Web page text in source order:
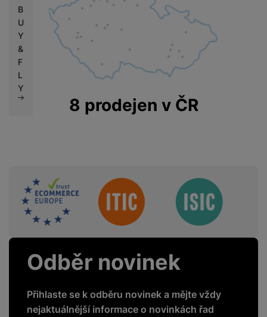
B
U
Y
&
F
L
Y
8 prodejen v ČR
Sdružení
Odběr novinek
Přihlaste se k odběru novinek a mějte vždy
nejaktuálnější informace o novinkách řad